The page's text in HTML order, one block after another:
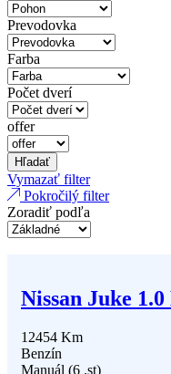
Prevodovka
Farba
Počet dverí
offer
Hľadať
Vymazať filter
Pokročilý filter
Zoradiť podľa
Nissan Juke
12454 Km
Benzín
Manuál (6 .st)